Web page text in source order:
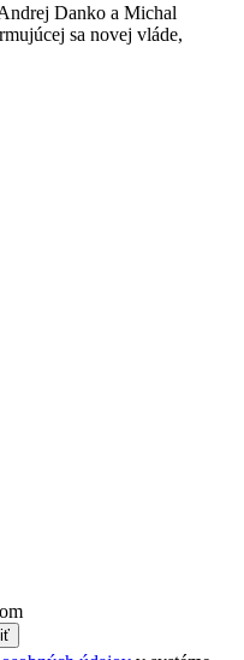
Danko a Michal
sa novej vláde,